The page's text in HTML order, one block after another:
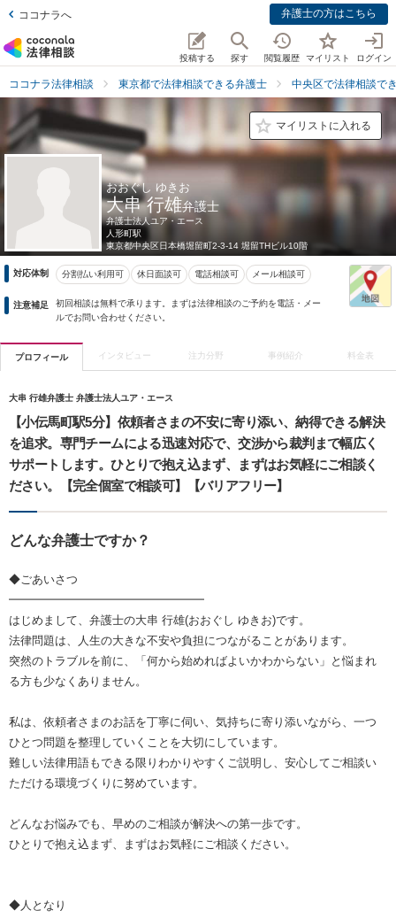
ココナラへ 弁護士の方はこちら
投稿する 探す 閲覧履歴 マイリスト ログイン
ココナラ法律相談 東京都で法律相談できる弁護士 中央区で法律相談で
マイリストに入れる
おおぐし ゆきお
大串 行雄弁護士
弁護士法人ユア・エース
人形町駅
東京都中央区日本橋堀留町2-3-14 堀留THビル10階
対応体制 分割払い利用可 休日面談可 電話相談可 メール相談可
注意補足
初回相談は無料で承ります。まずは法律相談のご予約を電話・メー
ルでお問い合わせください。
プロフィール インタビュー 注力分野 事例紹介 料金表
大串 行雄弁護士 弁護士法人ユア・エース
【小伝馬町駅5分】依頼者さまの不安に寄り添い、納得できる解決
を追求。専門チームによる迅速対応で、交渉から裁判まで幅広く
サポートします。ひとりで抱え込まず、まずはお気軽にご相談く
ださい。【完全個室で相談可】【バリアフリー】
どんな弁護士ですか？
◆ごあいさつ
━━━━━━━━━━━━━━━━━
はじめまして、弁護士の大串 行雄(おおぐし ゆきお)です。
法律問題は、人生の大きな不安や負担につながることがあります。
突然のトラブルを前に、「何から始めればよいかわからない」と悩まれ
る方も少なくありません。
私は、依頼者さまのお話を丁寧に伺い、気持ちに寄り添いながら、一つ
ひとつ問題を整理していくことを大切にしています。
難しい法律用語もできる限りわかりやすくご説明し、安心してご相談い
ただける環境づくりに努めています。
どんなお悩みでも、早めのご相談が解決への第一歩です。
ひとりで抱え込まず、まずはお気軽にご相談ください。
◆人となり